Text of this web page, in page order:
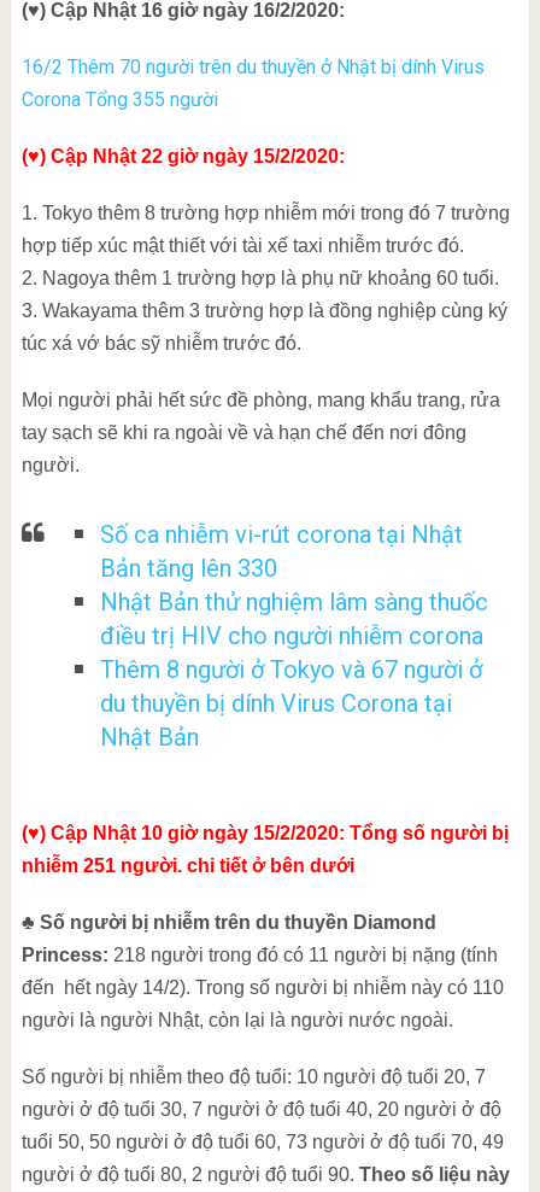
(♥) Cập Nhật 16 giờ ngày 16/2/2020:
16/2 Thêm 70 người trên du thuyền ở Nhật bị dính Virus
Corona Tổng 355 người
(♥) Cập Nhật 22 giờ ngày 15/2/2020:
1. Tokyo thêm 8 trường hợp nhiễm mới trong đó 7 trường
hợp tiếp xúc mật thiết với tài xế taxi nhiễm trước đó.
2. Nagoya thêm 1 trường hợp là phụ nữ khoảng 60 tuổi.
3. Wakayama thêm 3 trường hợp là đồng nghiệp cùng ký
túc xá vớ bác sỹ nhiễm trước đó.
Mọi người phải hết sức đề phòng, mang khẩu trang, rửa
tay sạch sẽ khi ra ngoài về và hạn chế đến nơi đông
người.
Số ca nhiễm vi-rút corona tại Nhật
Bản tăng lên 330
Nhật Bản thử nghiệm lâm sàng thuốc
điều trị HIV cho người nhiễm corona
Thêm 8 người ở Tokyo và 67 người ở
du thuyền bị dính Virus Corona tại
Nhật Bản
(♥) Cập Nhật 10 giờ ngày 15/2/2020: Tổng số người bị
nhiễm 251 người. chi tiết ở bên dưới
♣ Số người bị nhiễm trên du thuyền Diamond
Princess: 218 người trong đó có 11 người bị nặng (tính
đến hết ngày 14/2). Trong số người bị nhiễm này có 110
người là người Nhật, còn lại là người nước ngoài.
Số người bị nhiễm theo độ tuổi: 10 người độ tuổi 20, 7
người ở độ tuổi 30, 7 người ở độ tuổi 40, 20 người ở độ
tuổi 50, 50 người ở độ tuổi 60, 73 người ở độ tuổi 70, 49
người ở độ tuổi 80, 2 người độ tuổi 90. Theo số liệu này